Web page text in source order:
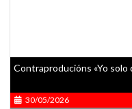
Contraproducións «Yo solo
30/05/2026